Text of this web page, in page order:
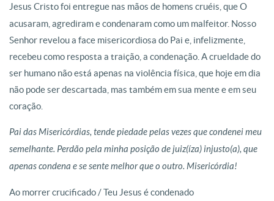
Jesus Cristo foi entregue nas mãos de homens cruéis, que O
acusaram, agrediram e condenaram como um malfeitor. Nosso
Senhor revelou a face misericordiosa do Pai e, infelizmente,
recebeu como resposta a traição, a condenação. A crueldade do
ser humano não está apenas na violência física, que hoje em dia
não pode ser descartada, mas também em sua mente e em seu
coração.
Pai das Misericórdias, tende piedade pelas vezes que condenei meu
semelhante. Perdão pela minha posição de juiz(íza) injusto(a), que
apenas condena e se sente melhor que o outro. Misericórdia!
Ao morrer crucificado / Teu Jesus é condenado